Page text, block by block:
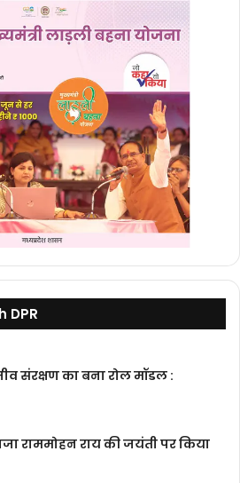
DPR
संरक्षण का बना रोल मॉडल :
राममोहन राय की जयंती पर किया